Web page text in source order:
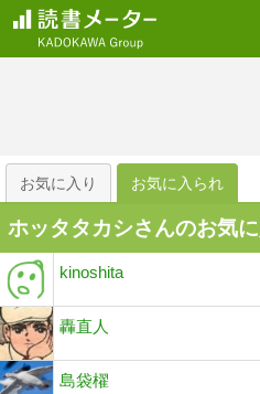
お気に入り お気に入られ
ホッタタカシさんのお気
kinoshita
轟直人
島袋櫂